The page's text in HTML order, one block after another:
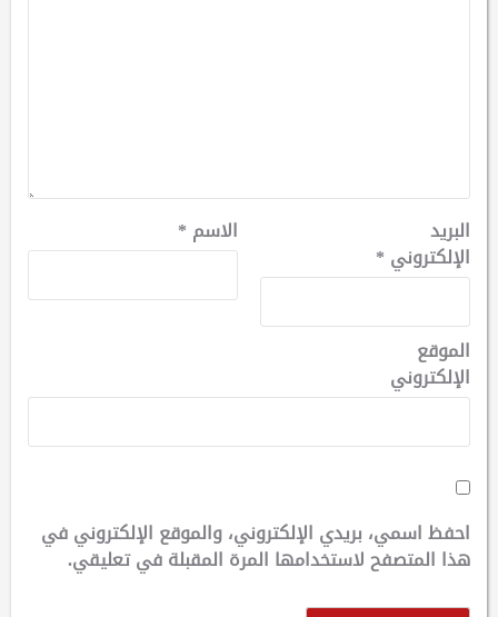
الاسم * البريد
الإلكتروني *
الموقع
الإلكتروني
احفظ اسمي، بريدي الإلكتروني، والموقع الإلكتروني في
هذا المتصفح لاستخدامها المرة المقبلة في تعليقي.